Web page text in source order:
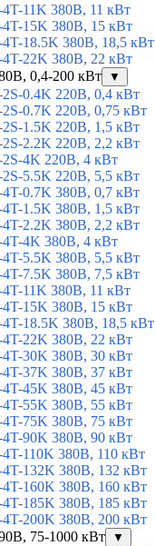
11K 380В, 11 кВт
15K 380В, 15 кВт
18.5K 380В, 18,5 кВт
22K 380В, 22 кВт
0,4-200 кВт
▼
0.4K 220В, 0,4 кВт
0.7K 220В, 0,75 кВт
1.5K 220В, 1,5 кВт
2.2K 220В, 2,2 кВт
4K 220В, 4 кВт
5.5K 220В, 5,5 кВт
0.7K 380В, 0,7 кВт
1.5K 380В, 1,5 кВт
2.2K 380В, 2,2 кВт
4K 380В, 4 кВт
5.5K 380В, 5,5 кВт
7.5K 380В, 7,5 кВт
11K 380В, 11 кВт
15K 380В, 15 кВт
18.5K 380В, 18,5 кВт
22K 380В, 22 кВт
30K 380В, 30 кВт
37K 380В, 37 кВт
45K 380В, 45 кВт
55K 380В, 55 кВт
75K 380В, 75 кВт
90K 380В, 90 кВт
110K 380В, 110 кВт
132K 380В, 132 кВт
160K 380В, 160 кВт
185K 380В, 185 кВт
200K 380В, 200 кВт
75-1000 кВт
▼